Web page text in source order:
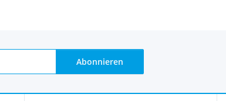
Abonnieren